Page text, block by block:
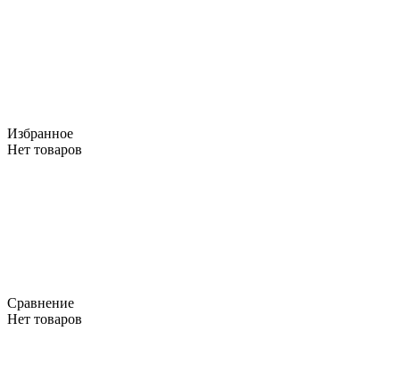
Избранное
Нет товаров
Сравнение
Нет товаров